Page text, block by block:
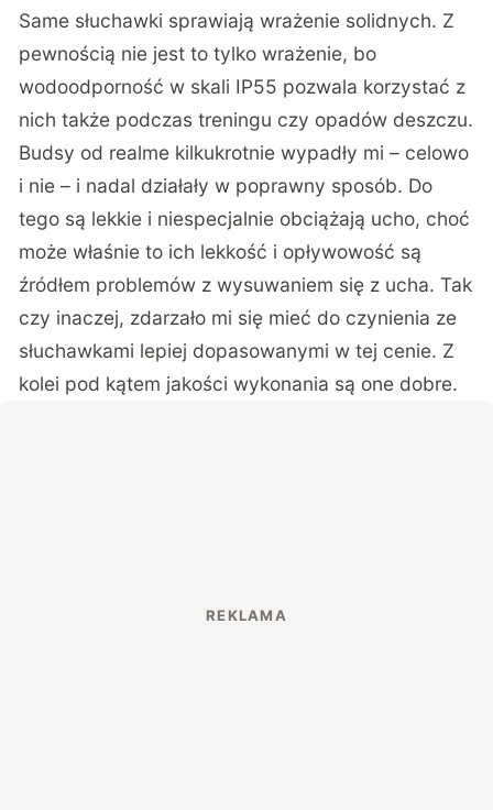
Same słuchawki sprawiają wrażenie solidnych. Z
pewnością nie jest to tylko wrażenie, bo
wodoodporność w skali IP55 pozwala korzystać z
nich także podczas treningu czy opadów deszczu.
Budsy od realme kilkukrotnie wypadły mi – celowo
i nie – i nadal działały w poprawny sposób. Do
tego są lekkie i niespecjalnie obciążają ucho, choć
może właśnie to ich lekkość i opływowość są
źródłem problemów z wysuwaniem się z ucha. Tak
czy inaczej, zdarzało mi się mieć do czynienia ze
słuchawkami lepiej dopasowanymi w tej cenie. Z
kolei pod kątem jakości wykonania są one dobre.